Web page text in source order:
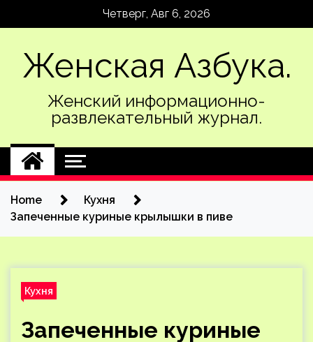
Четверг, Авг 6, 2026
Женская Азбука.
Женский информационно-
развлекательный журнал.
Home
Кухня
Запеченные куриные крылышки в пиве
Кухня
Запеченные куриные